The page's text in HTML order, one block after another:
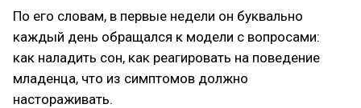
По его словам, в первые недели он буквально
каждый день обращался к модели с вопросами:
как наладить сон, как реагировать на поведение
младенца, что из симптомов должно
настораживать.